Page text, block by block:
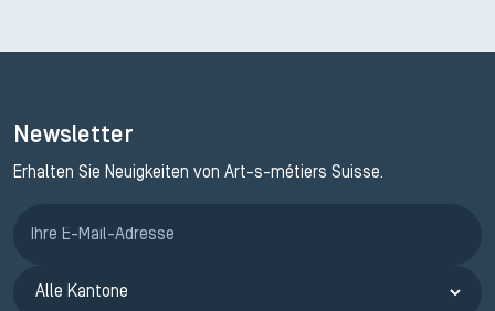
Newsletter
Erhalten Sie Neuigkeiten von Art-s-métiers Suisse.